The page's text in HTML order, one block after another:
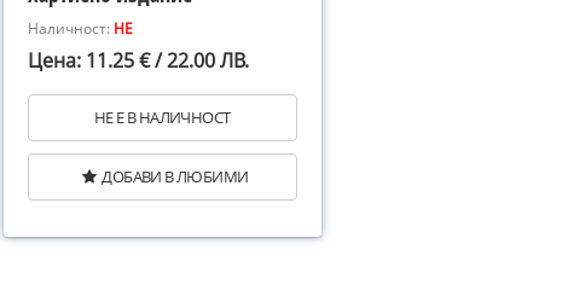
Наличност: НЕ
Цена: 11.25 € / 22.00 ЛВ.
НЕ Е В НАЛИЧНОСТ
ДОБАВИ В ЛЮБИМИ